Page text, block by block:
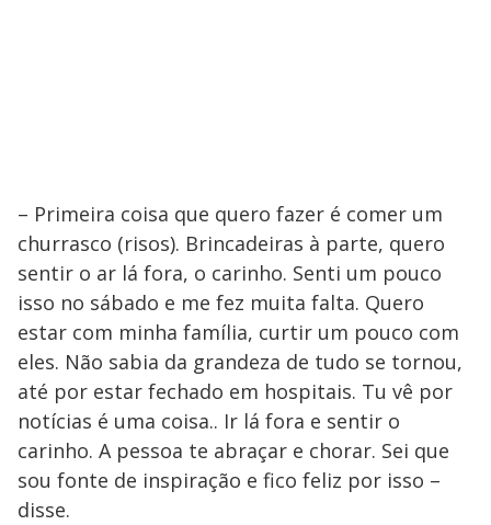
– Primeira coisa que quero fazer é comer um
churrasco (risos). Brincadeiras à parte, quero
sentir o ar lá fora, o carinho. Senti um pouco
isso no sábado e me fez muita falta. Quero
estar com minha família, curtir um pouco com
eles. Não sabia da grandeza de tudo se tornou,
até por estar fechado em hospitais. Tu vê por
notícias é uma coisa.. Ir lá fora e sentir o
carinho. A pessoa te abraçar e chorar. Sei que
sou fonte de inspiração e fico feliz por isso –
disse.